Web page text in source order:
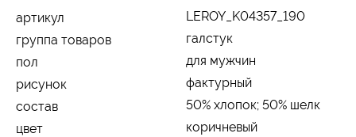
артикул
LEROY_K04357_190
группа товаров
галстук
пол
для мужчин
рисунок
фактурный
состав
50% хлопок; 50% шелк
цвет
коричневый